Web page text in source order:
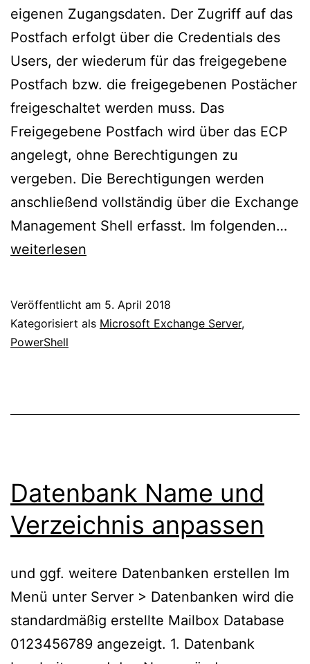
eigenen Zugangsdaten. Der Zugriff auf das
Postfach erfolgt über die Credentials des
Users, der wiederum für das freigegebene
Postfach bzw. die freigegebenen Postächer
freigeschaltet werden muss. Das
Freigegebene Postfach wird über das ECP
angelegt, ohne Berechtigungen zu
vergeben. Die Berechtigungen werden
anschließend vollständig über die Exchange
Management Shell erfasst. Im folgenden…
weiterlesen
Veröffentlicht am 5. April 2018
Kategorisiert als Microsoft Exchange Server,
PowerShell
Datenbank Name und
Verzeichnis anpassen
und ggf. weitere Datenbanken erstellen Im
Menü unter Server > Datenbanken wird die
standardmäßig erstellte Mailbox Database
0123456789 angezeigt. 1. Datenbank